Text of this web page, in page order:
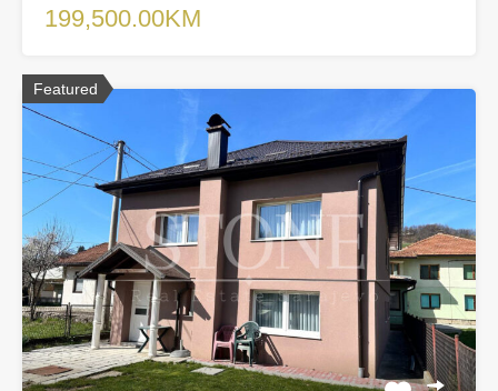
199,500.00KM
Featured